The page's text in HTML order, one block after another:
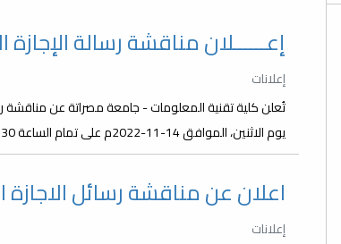
إعــــــلان مناقشة رسالة الإجازة
إعلانات
تُعلن كلية تقنية المعلومات - جامعة مصراتة عن مناقشة
يوم الاثنين، الموافق 14-11-2022م على تمام الساعة 9:30 صباحا بقاعة الشهداء بالكلية.
اعلان عن مناقشة رسائل الاجازة
إعلانات